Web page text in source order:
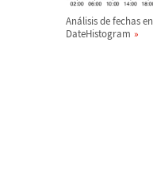
Análisis de fechas en
DateHistogram